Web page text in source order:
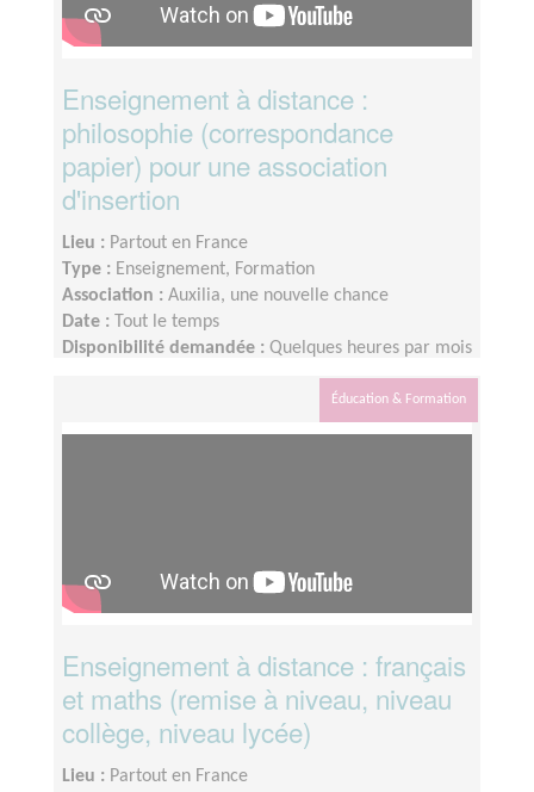
Enseignement à distance :
philosophie (correspondance
papier) pour une association
d'insertion
Lieu : Partout en France
Type : Enseignement, Formation
Association : Auxilia, une nouvelle chance
Date :
Tout le temps
Disponibilité demandée : Quelques heures par mois
Éducation & Formation
Enseignement à distance : français
et maths (remise à niveau, niveau
collège, niveau lycée)
Lieu : Partout en France